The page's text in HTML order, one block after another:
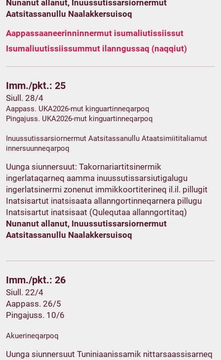
Nunanut allanut, Inuussutissarsiornermut
Aatsitassanullu Naalakkersuisoq
Aappassaaneerinninnermut isumaliutissiissut
Isumaliuutissiissummut ilanngussaq (naqqiut)
Imm./pkt.: 25
Siull. 28/4
Aappass. UKA2026-mut kinguartinneqarpoq
Pingajuss. UKA2026-mut kinguartinneqarpoq
Inuussutissarsiornermut Aatsitassanullu Ataatsimiititaliamut
innersuunneqarpoq
Uunga siunnersuut: Takornariartitsinermik
ingerlataqarneq aamma inuussutissarsiutigalugu
ingerlatsinermi zonenut immikkoortiterineq il.il. pillugit
Inatsisartut inatsisaata allanngortinneqarnera pillugu
Inatsisartut inatsisaat (Qulequtaa allanngortitaq)
Nunanut allanut, Inuussutissarsiornermut
Aatsitassanullu Naalakkersuisoq
Imm./pkt.: 26
Siull. 22/4
Aappass. 26/5
Pingajuss. 10/6
Akuerineqarpoq
Uunga siunnersuut Tuniniaanissamik nittarsaassisarneq